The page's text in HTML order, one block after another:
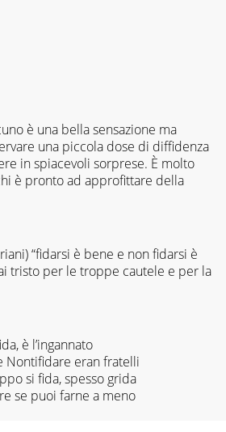
è una bella sensazione ma
una piccola dose di diffidenza
in spiacevoli sorprese. È molto
è pronto ad approfittare della
“fidarsi è bene e non fidarsi è
tristo per le troppe cautele e per la
è l’ingannato
Nontifidare eran fratelli
si fida, spesso grida
se puoi farne a meno